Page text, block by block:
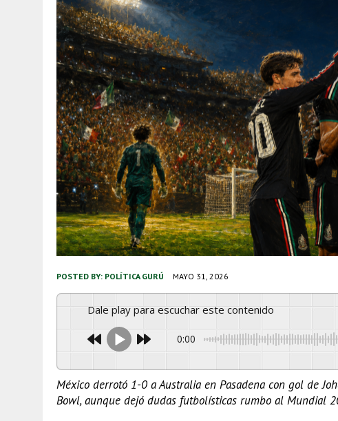
POSTED BY: POLÍTICA GURÚ MAYO 31, 2026
Dale play para escuchar este contenido
0:00
México derrotó 1-0 a Australia en Pasadena con gol de
Bowl, aunque dejó dudas futbolísticas rumbo al Mundial